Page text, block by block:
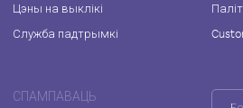
Цэны на выклікі
Служба падтрымкі
СПАМПАВАЦЬ